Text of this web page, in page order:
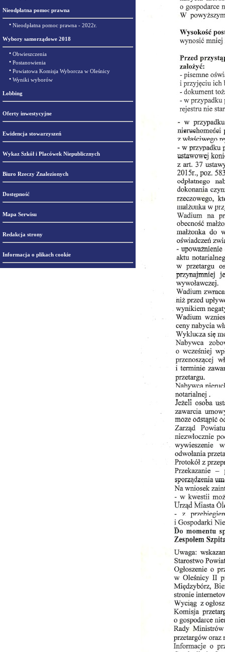
Nieodpłatna pomoc prawna
• Nieodpłatna pomoc prawna - 2022r.
Wybory samorządowe 2018
• Obwieszczenia
• Postanowienia
• Powiatowa Komisja Wyborcza w Oleśnicy
• Wyniki wyborów
Lobbing
Oferty inwestycyjne
Ewidencja stowarzyszeń
Wykaz Szkół i Placówek Niepublicznych
Biuro Rzeczy Znalezionych
Dostępność
Mapa Serwisu
Redakcja strony
Informacja o plikach cookie